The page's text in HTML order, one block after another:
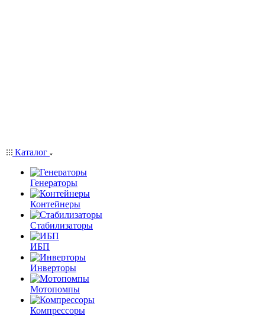
Каталог
Генераторы
Контейнеры
Стабилизаторы
ИБП
Инверторы
Мотопомпы
Компрессоры